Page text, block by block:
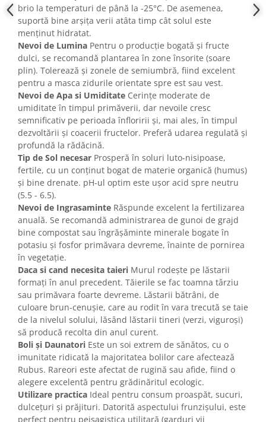
brio la temperaturi de până la -25°C. De asemenea,
suportă bine arșița verii atâta timp cât solul este
menținut hidratat.
Nevoi de Lumina Pentru o producție bogată și fructe
dulci, se recomandă plantarea în zone însorite (soare
plin). Tolerează și zonele de semiumbră, fiind excelent
pentru a masca zidurile orientate spre est sau vest.
Nevoi de Apa si Umiditate Cerințe moderate de
umiditate în timpul primăverii, dar nevoile cresc
semnificativ pe perioada înfloririi și, mai ales, în timpul
dezvoltării și coacerii fructelor. Preferă udarea regulată și
profundă la rădăcină.
Tip de Sol necesar Prosperă în soluri luto-nisipoase,
fertile, cu un conținut bogat de materie organică (humus)
și bine drenate. pH-ul optim este ușor acid spre neutru
(5.5 - 6.5).
Nevoi de Ingrasaminte Răspunde excelent la fertilizarea
anuală. Se recomandă administrarea de gunoi de grajd
bine compostat sau îngrășăminte minerale bogate în
potasiu și fosfor primăvara devreme, înainte de pornirea
în vegetație.
Daca si cand necesita taieri Murul rodește pe lăstarii
formați în anul precedent. Tăierile se fac toamna târziu
sau primăvara foarte devreme. Lăstarii bătrâni, de
culoare brun-cenușie, care au rodit în vara trecută se taie
de la nivelul solului, lăsând lăstarii tineri (verzi, viguroși)
să producă recolta din anul curent.
Boli și Daunatori Este un soi extrem de sănătos, cu o
imunitate ridicată la majoritatea bolilor care afectează
Rubus. Rareori este afectat de rugină sau afide, fiind o
alegere excelentă pentru grădinăritul ecologic.
Utilizare practica Ideal pentru consum proaspăt, sucuri,
dulcețuri și prăjituri. Datorită aspectului frunzișului, este
perfect pentru peisagistica utilitară (garduri vii